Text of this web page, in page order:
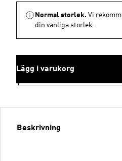
Normal storlek. Vi
din vanliga storlek.
Lägg i varukorg
Beskrivning